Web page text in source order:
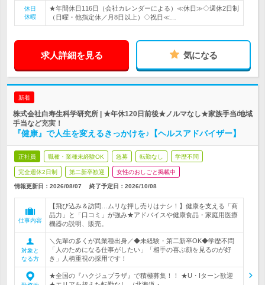
休日
休暇
★年間休日116日（会社カレンダーによる）≪休日≫◇週休2日制
（日曜・他指定休／月8日以上）◇祝日≪…
求人詳細を見る 気になる
新着
株式会社白寿生科学研究所 | ★年休120日前後★ノルマなし★家族手当/地域
手当など充実！
『健康』で人生を変えるきっかけを♪【ヘルスアドバイザー】
正社員 職種・業種未経験OK 急募 転勤なし 学歴不問
完全週休2日制 第二新卒歓迎 女性のおしごと掲載中
情報更新日：2026/08/07 終了予定日： 2026/10/08
仕事内容
【飛び込み＆訪問…ムリな押し売りはナシ！】健康を支える「商
品力」と「口コミ」が強み★アドバイスや健康食品・家庭用医療
機器の説明、販売。
対象と
なる方
＼先輩の多くが異業種出身／◆未経験・第二新卒OK◆学歴不問
「人のためになる仕事がしたい」「相手の喜ぶ顔を見るのが好
き」人柄重視の採用です！
★全国の『ハクジュプラザ』で積極募集！！ ★U・Iターン歓迎